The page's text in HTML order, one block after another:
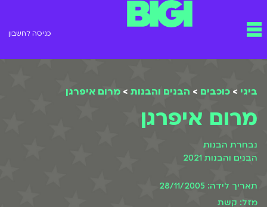
תפריט כניסה לחשבון
ביגי > כוכבים > הבנים והבנות > מרום איפרגן
מרום איפרגן
נבחרת הבנות
הבנים והבנות 2021
תאריך לידה: 28/11/2005
מזל: קשת